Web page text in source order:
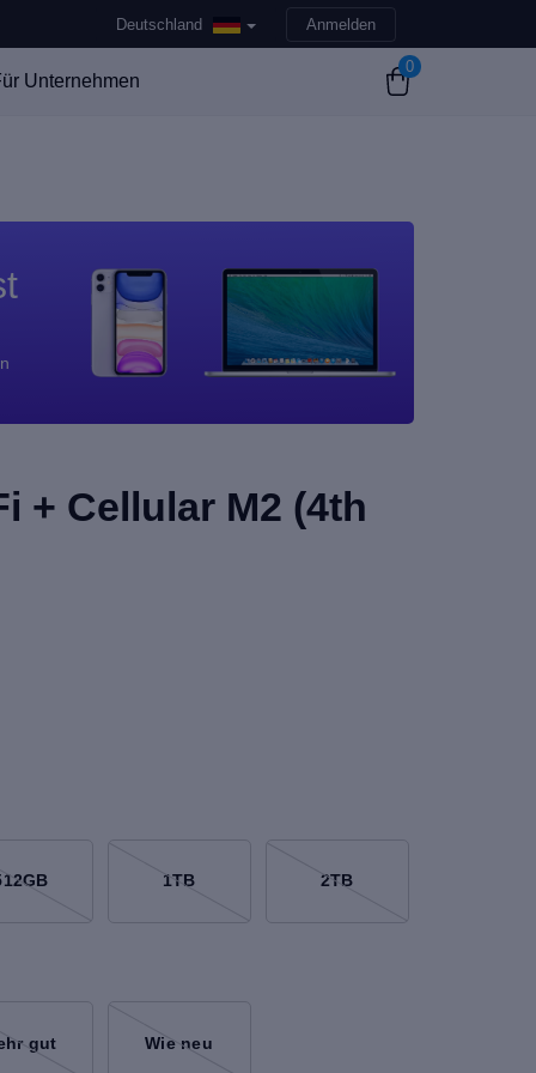
Deutschland Anmelden
Unternehmen
0
+ Cellular M2 (4th
1TB 2TB
gut Wie neu